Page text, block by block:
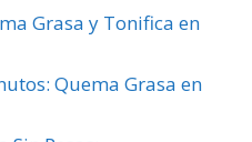
Grasa y Tonifica en
Quema Grasa en